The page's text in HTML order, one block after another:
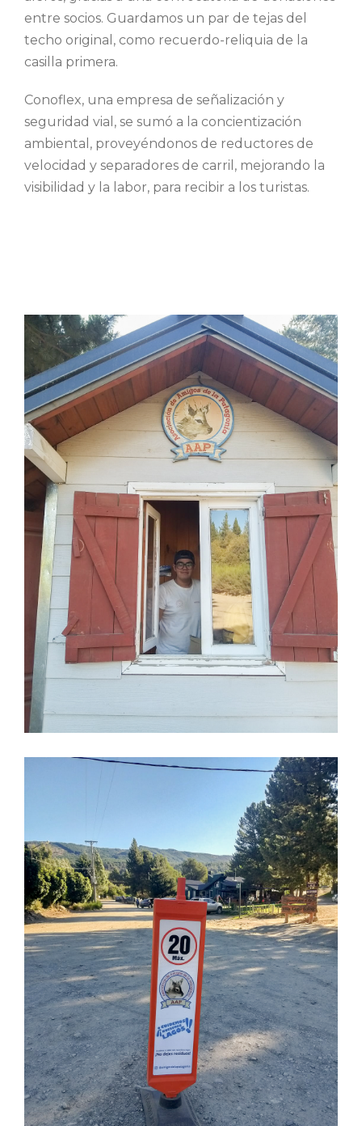
entre socios. Guardamos un par de tejas del
techo original, como recuerdo-reliquia de la
casilla primera.
Conoflex, una empresa de señalización y
seguridad vial, se sumó a la concientización
ambiental, proveyéndonos de reductores de
velocidad y separadores de carril, mejorando la
visibilidad y la labor, para recibir a los turistas.